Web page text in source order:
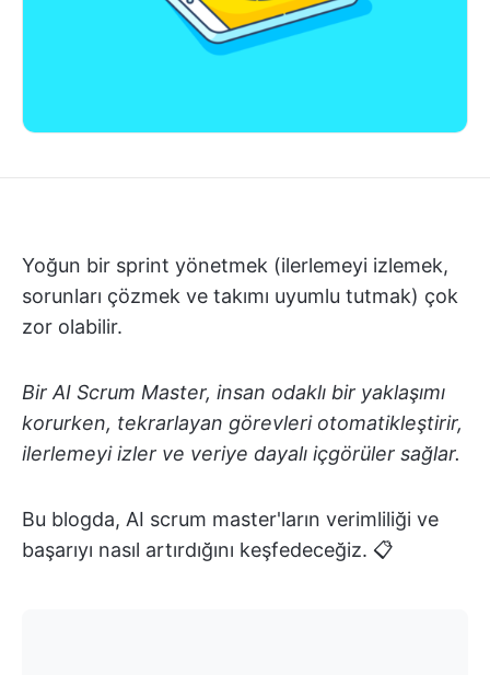
Yoğun bir sprint yönetmek (ilerlemeyi izlemek,
sorunları çözmek ve takımı uyumlu tutmak) çok
zor olabilir.
Bir AI Scrum Master, insan odaklı bir yaklaşımı
korurken, tekrarlayan görevleri otomatikleştirir,
ilerlemeyi izler ve veriye dayalı içgörüler sağlar.
Bu blogda, AI scrum master'ların verimliliği ve
başarıyı nasıl artırdığını keşfedeceğiz. 📋